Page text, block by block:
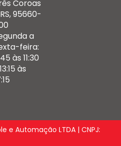
Coroas
95660-
a
feira:
às 11:30
às
e Automação LTDA | CNPJ: